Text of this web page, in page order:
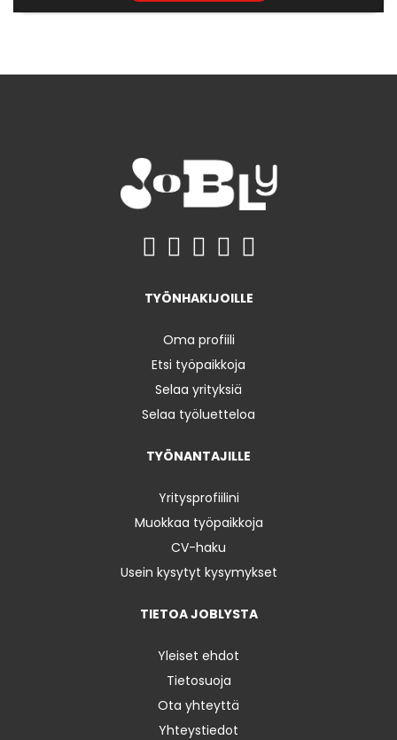
TYÖNHAKIJOILLE
Oma profiili
Etsi työpaikkoja
Selaa yrityksiä
Selaa työluetteloa
TYÖNANTAJILLE
Yritysprofiilini
Muokkaa työpaikkoja
CV-haku
Usein kysytyt kysymykset
TIETOA JOBLYSTA
Yleiset ehdot
Tietosuoja
Ota yhteyttä
Yhteystiedot